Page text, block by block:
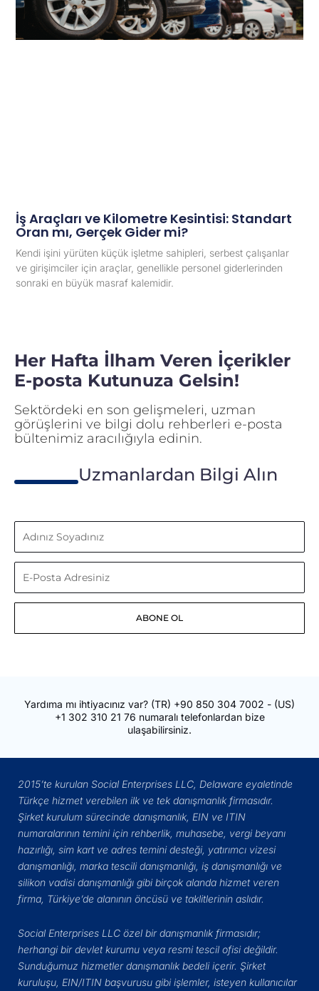
İş Araçları ve Kilometre Kesintisi: Standart
Oran mı, Gerçek Gider mi?
Kendi işini yürüten küçük işletme sahipleri, serbest çalışanlar
ve girişimciler için araçlar, genellikle personel giderlerinden
sonraki en büyük masraf kalemidir.
Her Hafta İlham Veren İçerikler
E-posta Kutunuza Gelsin!
Sektördeki en son gelişmeleri, uzman
görüşlerini ve bilgi dolu rehberleri e-posta
bültenimiz aracılığıyla edinin.
Uzmanlardan Bilgi Alın
Adınız
Soyadınız
E-
Posta
ABONE OL
Yardıma mı ihtiyacınız var? (TR) +90 850 304 7002 - (US)
+1 302 310 21 76 numaralı telefonlardan bize
ulaşabilirsiniz.
2015’te kurulan Social Enterprises LLC, Delaware eyaletinde
Türkçe hizmet verebilen ilk ve tek danışmanlık firmasıdır.
Şirket kurulum sürecinde danışmanlık, EIN ve ITIN
numaralarının temini için rehberlik, muhasebe, vergi beyanı
hazırlığı, sim kart ve adres temini desteği, yatırımcı vizesi
danışmanlığı, marka tescili danışmanlığı, iş danışmanlığı ve
silikon vadisi danışmanlığı gibi birçok alanda hizmet veren
firma, Türkiye’de alanının öncüsü ve taklitlerinin aslıdır.
Social Enterprises LLC özel bir danışmanlık firmasıdır;
herhangi bir devlet kurumu veya resmi tescil ofisi değildir.
Sunduğumuz hizmetler danışmanlık bedeli içerir. Şirket
kuruluşu, EIN/ITIN başvurusu gibi işlemler, isteyen kullanıcılar